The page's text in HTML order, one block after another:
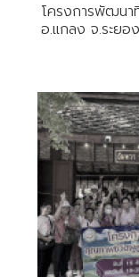
โครงการพัฒน
อ.แกลง จ.ระยอ